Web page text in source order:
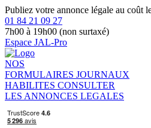
Publiez votre annonce légale au coût
01 84 21 09 27
7h00 à 19h00 (non surtaxé)
Espace JAL-Pro
NOS
FORMULAIRES JOURNAUX
HABILITES CONSULTER
LES ANNONCES LEGALES